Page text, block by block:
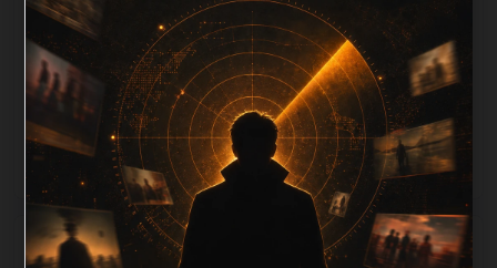
用户搜索路径补充三类信息：入口是否稳定、同栏目还
有哪些可继续阅读、移动端打开时图片和摘要是否一
致。每次新增内容后同步检查标题、description、
canonical、主题图、alt、title和推荐链接，确保页面既
能被搜索引擎理解，也能让
相关问题与推荐